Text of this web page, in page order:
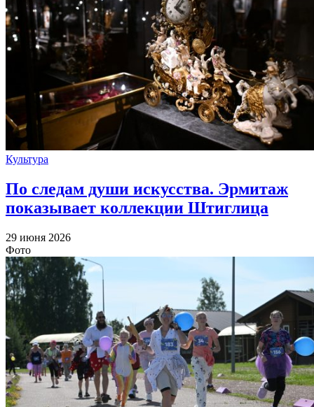
Культура
По следам души искусства. Эрмитаж
показывает коллекции Штиглица
29 июня 2026
Фото